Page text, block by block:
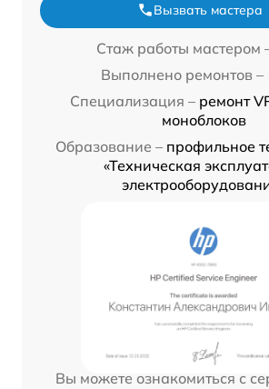
Вызвать мастера
Стаж работы мастером
Выполнено ремонтов –
Специализация – ремонт
моноблоков
Образование – профильное
«Техническая
Вы можете ознакомиться с